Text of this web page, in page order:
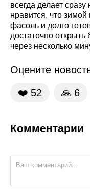
всегда делает
нравится, что зимой
фасоль и долго
достаточно открыть
через несколько
Оцените
❤️ 52 🙏 6
Комментарии